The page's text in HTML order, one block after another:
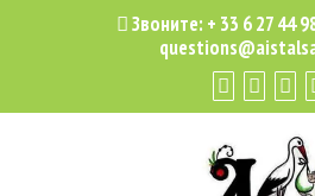
Звоните: + 33 6 27 44